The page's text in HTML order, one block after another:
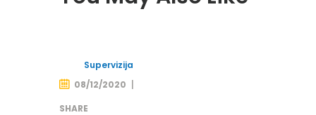
Supervizija
08/12/2020
SHARE